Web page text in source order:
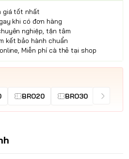
giá tốt nhất
khi có đơn hàng
nghiệp, tận tâm
kết bảo hành chuẩn
Miễn phí cà thẻ tại shop
BRO20 BRO30